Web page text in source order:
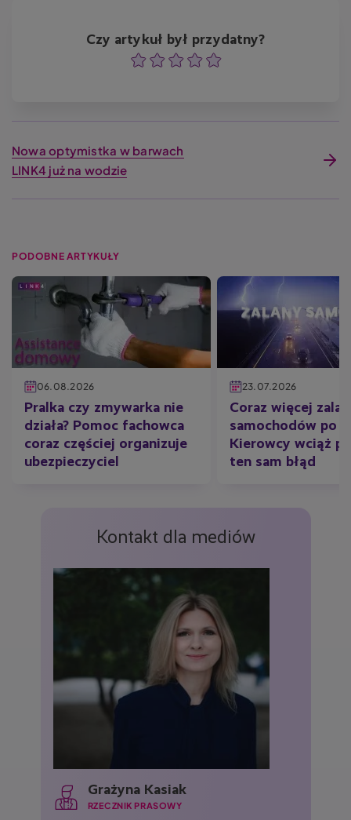
Czy artykuł był przydatny?
OcenaOcenaOcena
OcenaOcena
Nowa optymistka w barwach
LINK4 już na wodzie
PODOBNE ARTYKUŁY
06.08.2026
Pralka czy zmywarka nie
działa? Pomoc fachowca
coraz częściej organizuje
ubezpieczyciel
23.07.2026
Coraz więcej
samochodów po
Kierowcy wciąż
ten sam błąd
Kontakt dla mediów
Grażyna Kasiak
RZECZNIK PRASOWY